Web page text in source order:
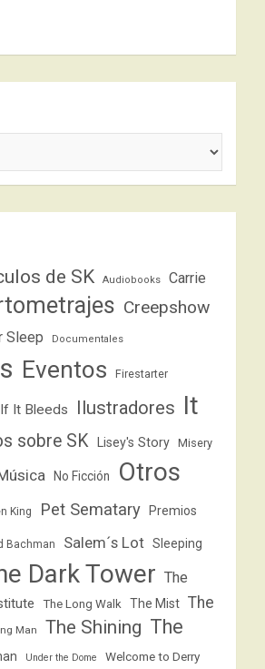
de SK Audiobooks Carrie
Creepshow
Sleep Documentales
Eventos Firestarter
If It Bleeds Ilustradores It
sobre SK Lisey's Story Misery
No Ficción
Otros
King Pet Sematary Premios
Bachman Salem´s Lot Sleeping
Dark Tower The
The Long Walk The Mist The
Man The Shining The
Under the Dome Welcome to Derry